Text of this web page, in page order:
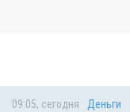
09:05, сегодня Деньги